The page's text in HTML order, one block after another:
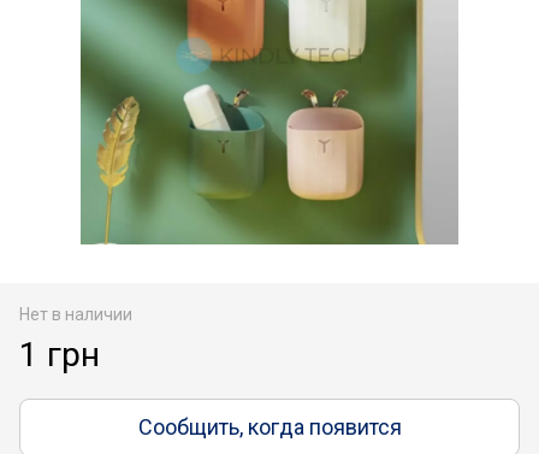
Нет в наличии
1 грн
Сообщить, когда появится